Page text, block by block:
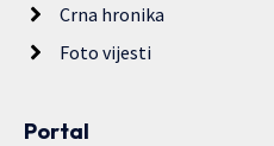
Crna hronika
Foto vijesti
Portal